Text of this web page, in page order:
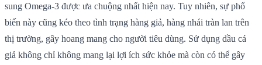
sung Omega-3 được ưa chuộng nhất hiện nay. Tuy nhiên, sự phổ
biến này cũng kéo theo tình trạng hàng giả, hàng nhái tràn lan trên
thị trường, gây hoang mang cho người tiêu dùng. Sử dụng dầu cá
giả không chỉ không mang lại lợi ích sức khỏe mà còn có thể gây